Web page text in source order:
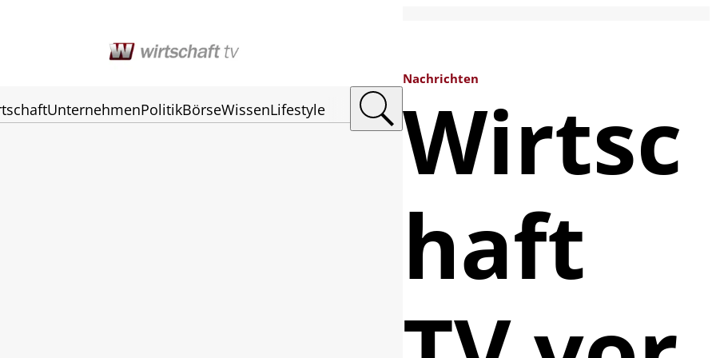
UnternehmenPolitikBörseWissenLifestyle
Nachrichten
Wirtsc
haft